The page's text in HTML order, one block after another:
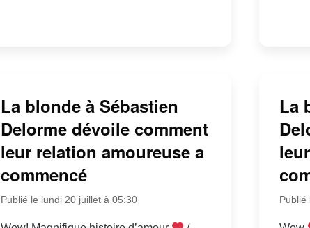
La blonde à Sébastien
Delorme dévoile comment
leur relation amoureuse a
commencé
Publié le lundi 20 juillet à 05:30
La
Publié